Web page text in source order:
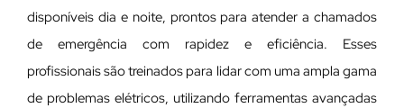
disponíveis dia e noite, prontos para atender a chamados
de emergência com rapidez e eficiência. Esses
profissionais são treinados para lidar com uma ampla gama
de problemas elétricos, utilizando ferramentas avançadas